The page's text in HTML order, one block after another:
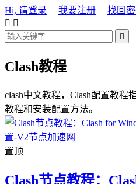
Hi, 请登录 我要注册
找回
 

Clash教程
clash中文教程，Clash配置教程
教程和安装配置方法。
置顶
Clash节点教程：